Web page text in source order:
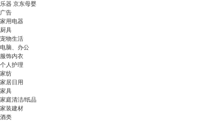
乐器 京东母婴
广告
家用电器
厨具
宠物生活
电脑、办公
服饰内衣
个人护理
家纺
家居日用
家具
家庭清洁/纸品
家装建材
酒类